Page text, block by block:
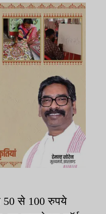
50 से 100 रुपये